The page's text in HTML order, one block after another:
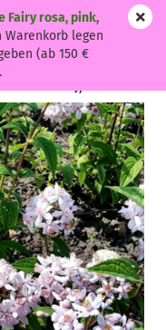
Fairy rosa, pink,
legen
(ab 150 €